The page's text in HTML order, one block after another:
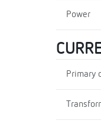
Power
Primary